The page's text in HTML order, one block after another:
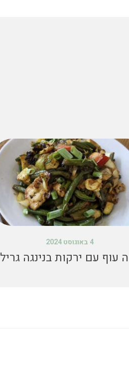
4 באוגוסט 2024
עוף עם ירקות בנינגה גריל